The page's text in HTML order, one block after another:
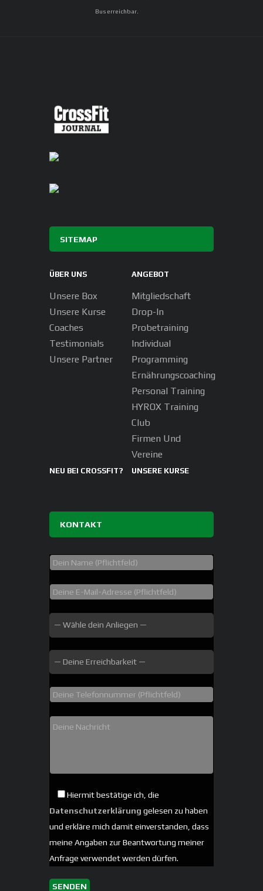
Bus erreichbar.
SITEMAP
ÜBER UNS
Unsere Box
Unsere Kurse
Coaches
Testimonials
Unsere Partner
ANGEBOT
Mitgliedschaft
Drop-In
Probetraining
Individual
Programming
Ernährungscoaching
Personal Training
HYROX Training
Club
Firmen Und
Vereine
NEU BEI CROSSFIT? UNSERE KURSE
KONTAKT
Hiermit bestätige ich, die
Datenschutzerklärung gelesen zu haben
und erkläre mich damit einverstanden, dass
meine Angaben zur Beantwortung meiner
Anfrage verwendet werden dürfen.